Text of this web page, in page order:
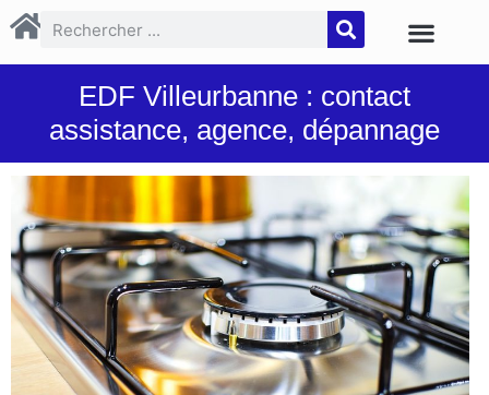
EDF Villeurbanne : contact
assistance, agence, dépannage